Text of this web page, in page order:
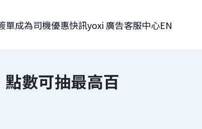
單成為司機優惠快訊yoxi 廣告客服中心EN
數可抽最高百